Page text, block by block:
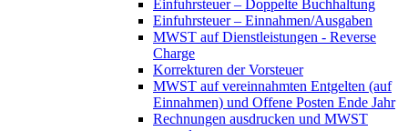
Einfuhrsteuer – Doppelte Buchhaltung
Einfuhrsteuer – Einnahmen/Ausgaben
MWST auf Dienstleistungen - Reverse
Charge
Korrekturen der Vorsteuer
MWST auf vereinnahmten Entgelten (auf
Einnahmen) und Offene Posten Ende Jahr
Rechnungen ausdrucken und MWST